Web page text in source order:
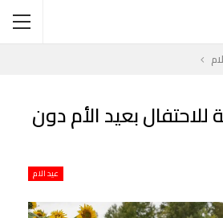
للاحتفال بعيد الأم دون
عيد الام